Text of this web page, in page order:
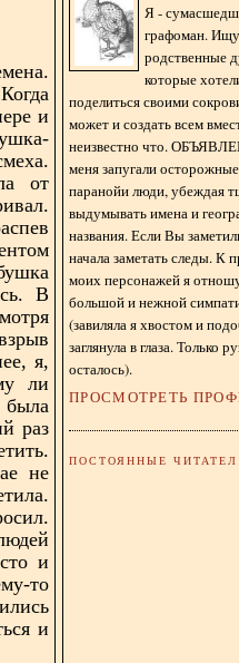
и
от
В
я,
ли
раз
не
и
то
и
Я -
графоман. Ищу
родственные
которые
поделиться своими
может и создать всем
неизвестно что.
меня запугали
паранойи люди, убеждая
выдумывать имена и
названия. Если Вы
начала заметать следы. К
моих персонажей я
большой и нежной
(завиляла я хвостом и
заглянула в глаза. Только
осталось).
ПРОСМОТРЕТЬ
ПОСТОЯННЫЕ